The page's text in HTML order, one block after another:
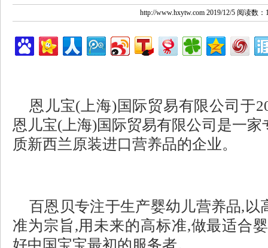
http://www.hxytw.com 2019/12/5 阅读数：
恩儿宝(上海)国际贸易有限公司于
恩儿宝(上海)国际贸易有限公司是一
质新西兰原装进口营养品的企业。
百恩贝专注于生产婴幼儿营养品,以
准为宗旨,用未来的高标准,做最适合
好中国宝宝最初的服务者。